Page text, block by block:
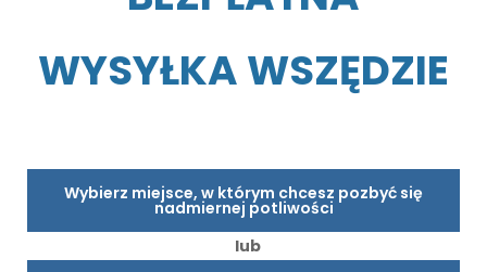
WYSYŁKA WSZĘDZIE
Wybierz miejsce, w którym chcesz pozbyć się
nadmiernej potliwości
lub